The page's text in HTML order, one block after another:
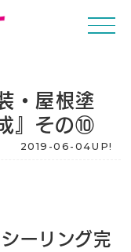
・屋根塗
』その⑩
2019-06-04UP!
ーリング完